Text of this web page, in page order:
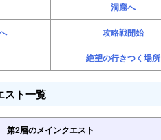
洞窟へ
攻略戦開始
絶望の行きつく場所
スト一覧
第2層のメインクエスト